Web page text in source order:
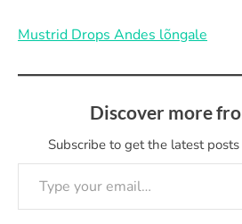
Mustrid Drops Andes lõngale
Discover more
Subscribe to get the latest
Type your email…